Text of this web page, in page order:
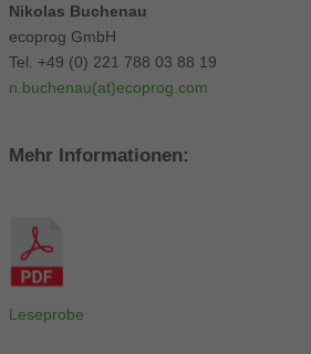
Nikolas Buchenau
ecoprog GmbH
Tel. +49 (0) 221 788 03 88 19
n.buchenau(at)ecoprog.com
Mehr Informationen:
Leseprobe